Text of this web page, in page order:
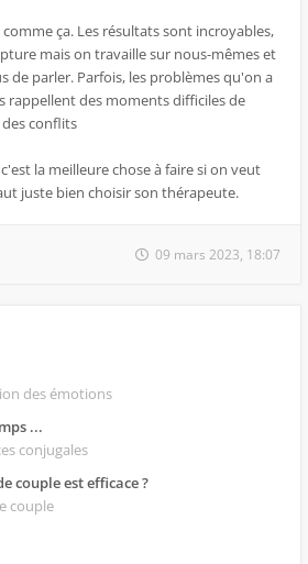
ça. Les résultats sont incroyables,
mais on travaille sur nous-mêmes et
de parler. Parfois, les problèmes qu'on a
rappellent des moments difficiles de
conflits
la meilleure chose à faire si on veut
juste bien choisir son thérapeute.
09 mars 2023, 18:07
des émotions
...
conjugales
couple est efficace ?
couple